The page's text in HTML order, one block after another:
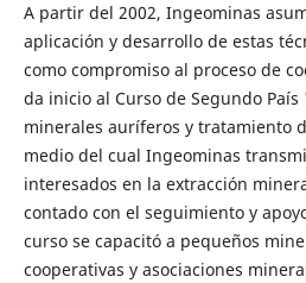
A partir del 2002, Ingeominas
aplicación y desarrollo de estas
como compromiso al proceso de
da inicio al Curso de Segundo
minerales auríferos y tratamiento
medio del cual Ingeominas
interesados en la extracción
contado con el seguimiento y
curso se capacitó a pequeños
cooperativas y asociaciones